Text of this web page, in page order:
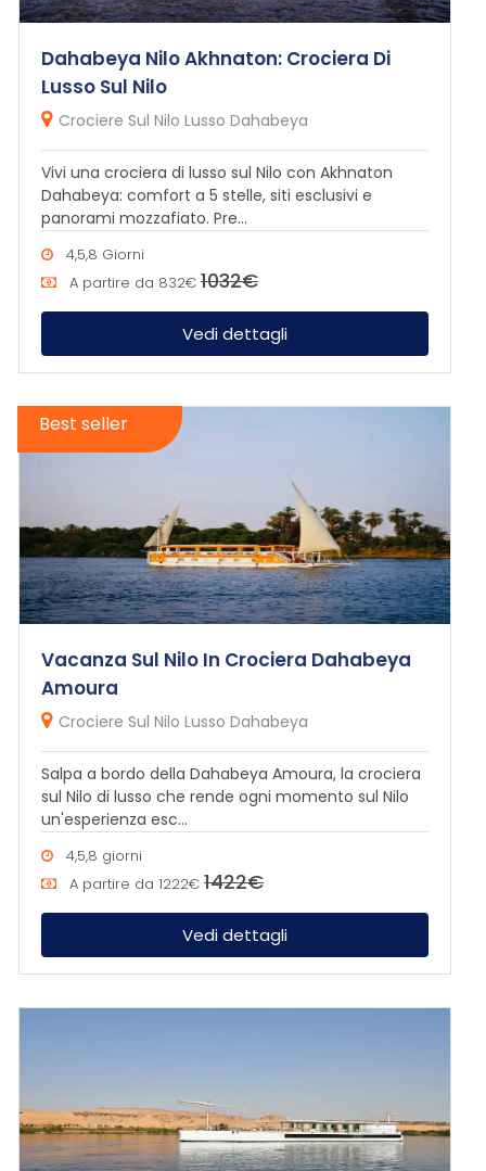
Dahabeya Nilo Akhnaton: Crociera Di
Lusso Sul Nilo
Crociere Sul Nilo Lusso Dahabeya
Vivi una crociera di lusso sul Nilo con Akhnaton
Dahabeya: comfort a 5 stelle, siti esclusivi e
panorami mozzafiato. Pre...
4,5,8 Giorni
A partire da 832€ 1032€
Vedi dettagli
Best seller
Vacanza Sul Nilo In Crociera Dahabeya
Amoura
Crociere Sul Nilo Lusso Dahabeya
Salpa a bordo della Dahabeya Amoura, la crociera
sul Nilo di lusso che rende ogni momento sul Nilo
un'esperienza esc...
4,5,8 giorni
A partire da 1222€ 1422€
Vedi dettagli